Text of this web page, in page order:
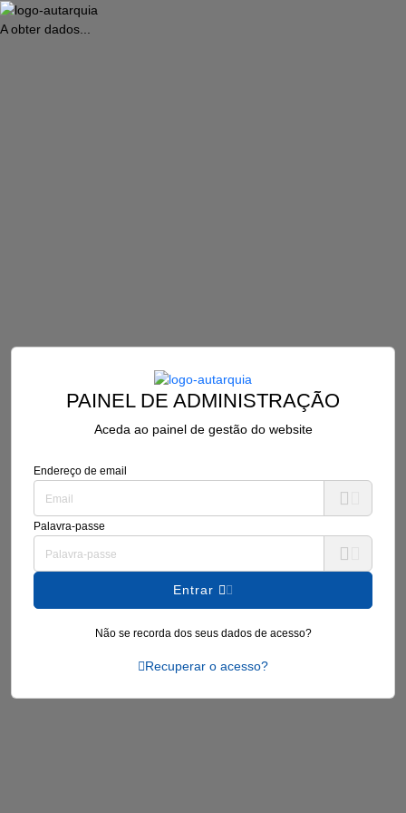
A obter dados...
PAINEL DE ADMINISTRAÇÃO
Aceda ao painel de gestão do website
Endereço de email
Palavra-passe
Entrar
Não se recorda dos seus dados de acesso?
Recuperar o acesso?